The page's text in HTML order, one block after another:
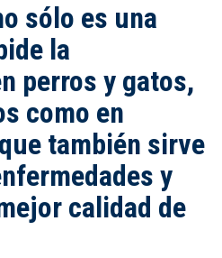
sólo es una
la
perros y gatos,
como en
también sirve
y
calidad de